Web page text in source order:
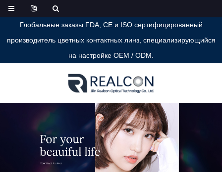
Глобальные заказы FDA, CE и ISO сертифицированный
производитель цветных контактных линз, специализирующийся
на настройке OEM / ODM.